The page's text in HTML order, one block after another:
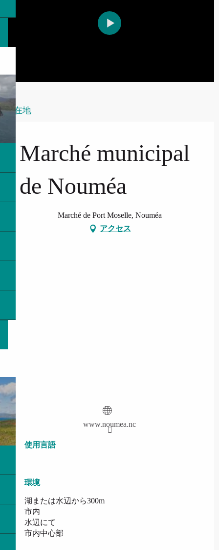
所在地
Marché municipal
de Nouméa
Marché de Port Moselle, Nouméa
アクセス
www.noumea.nc
使用言語
使用言語
環境
環境
湖または水辺から300m
市内
水辺にて
市内中心部